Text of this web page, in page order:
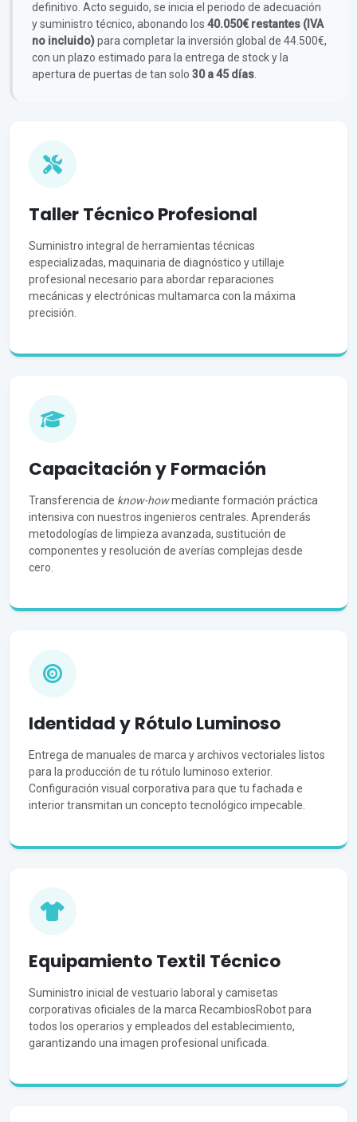
definitivo. Acto seguido, se inicia el periodo de adecuación
y suministro técnico, abonando los 40.050€ restantes (IVA
no incluido)para completar la inversión global de 44.500€,
con un plazo estimado para la entrega de stock y la
apertura de puertas de tan solo 30 a 45 días
Taller Técnico Profesional
Suministro integral de herramientas técnicas
especializadas, maquinaria de diagnóstico y utillaje
profesional necesario para abordar reparaciones
mecánicas y electrónicas multamarca con la máxima
precisión.
Capacitación y Formación
Transferencia de know-howmediante formación práctica
intensiva con nuestros ingenieros centrales. Aprenderás
metodologías de limpieza avanzada, sustitución de
componentes y resolución de averías complejas desde
cero.
Identidad y Rótulo Luminoso
Entrega de manuales de marca y archivos vectoriales listos
para la producción de tu rótulo luminoso exterior.
Configuración visual corporativa para que tu fachada e
interior transmitan un concepto tecnológico impecable.
Equipamiento Textil Técnico
Suministro inicial de vestuario laboral y camisetas
corporativas oficiales de la marca RecambiosRobot para
todos los operarios y empleados del establecimiento,
garantizando una imagen profesional unificada.